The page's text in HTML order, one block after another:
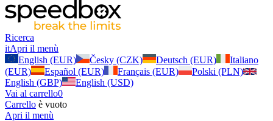
Ricerca
itApri il menù
English (EUR)
Česky (CZK) Deutsch (EUR)
Italiano
(EUR)
Español (EUR) Français (EUR)
Polski (PLN)
English (GBP)
English (USD)
Vai al carrello0
Carrello è vuoto
Apri il menù